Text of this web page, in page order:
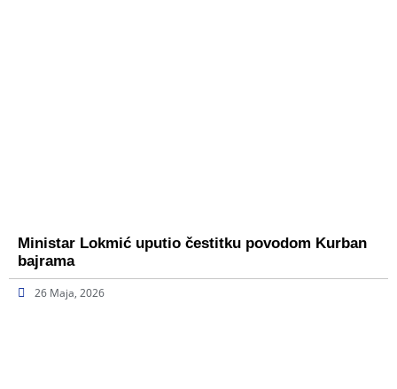
Ministar Lokmić uputio čestitku povodom Kurban
bajrama
26 Maja, 2026